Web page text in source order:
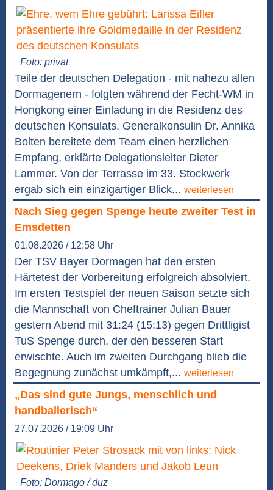
Foto: privat
Teile der deutschen Delegation - mit nahezu allen
Dormagenern - folgten während der Fecht-WM in
Hongkong einer Einladung in die Residenz des
deutschen Konsulats. Generalkonsulin Dr. Annika
Bolten bereitete dem Team einen herzlichen
Empfang, erklärte Delegationsleiter Dieter
Lammer. Von der Terrasse im 33. Stockwerk
ergab sich ein einzigartiger Blick... weiterlesen
Nach Sieg gegen Spenge heute zweiter Test in
Emsdetten
01.08.2026 / 12:58 Uhr
Der TSV Bayer Dormagen hat den ersten
Härtetest der Vorbereitung erfolgreich absolviert.
Im ersten Testspiel der neuen Saison setzte sich
die Mannschaft von Cheftrainer Julian Bauer
gestern Abend mit 31:24 (15:13) gegen Drittligist
TuS Spenge durch, der den besseren Start
erwischte. Auch im zweiten Durchgang blieb die
Begegnung zunächst umkämpft,... weiterlesen
„Das sind gute Jungs, menschlich und
handballerisch“
27.07.2026 / 19:09 Uhr
Foto: Dormago / duz